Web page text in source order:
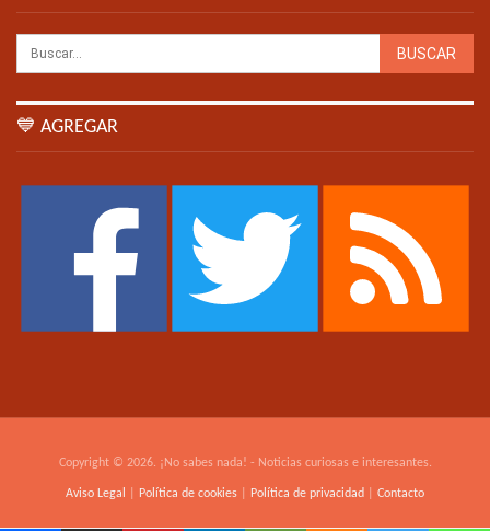
💙 AGREGAR
Copyright © 2026. ¡No sabes nada! - Noticias curiosas e interesantes.
Aviso Legal Política de cookies Política de privacidad Contacto